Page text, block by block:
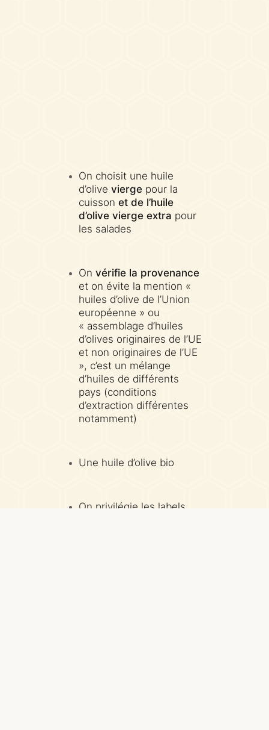
On choisit une huile
d’olive vierge pour la
cuisson et de l’huile
d’olive vierge extra pour
les salades
On vérifie la provenance
et on évite la mention «
huiles d’olive de l’Union
européenne » ou
« assemblage d’huiles
d’olives originaires de l’UE
et non originaires de l’UE
», c’est un mélange
d’huiles de différents
pays (conditions
d’extraction différentes
notamment)
Une huile d’olive bio
On privilégie les labels